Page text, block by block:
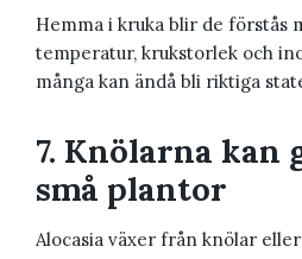
Hemma i kruka blir de förstås
temperatur, krukstorlek och
många kan ändå bli riktiga
7. Knölarna kan
små plantor
Alocasia växer från knölar